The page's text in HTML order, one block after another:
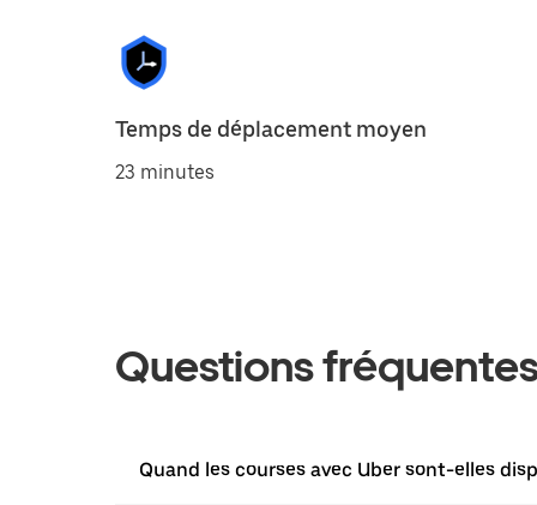
Temps de déplacement moyen
23 minutes
Questions
Quand les courses avec Uber sont-elles